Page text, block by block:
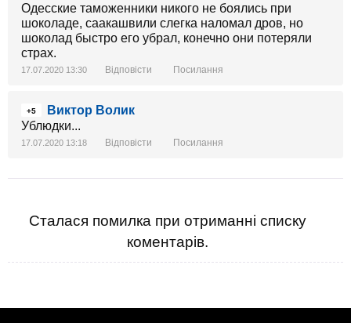
Одесские таможенники никого не боялись при
шоколаде, саакашвили слегка наломал дров, но
шоколад быстро его убрал, конечно они потеряли
страх.
17.07.2020 13:30 Відповісти Посилання
+5
Виктор Волик
Ублюдки...
17.07.2020 13:18 Відповісти Посилання
Сталася помилка при отриманні списку
коментарів.